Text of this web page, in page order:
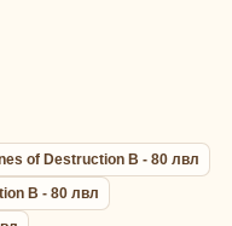
of Destruction B - 80 лвл
B - 80 лвл